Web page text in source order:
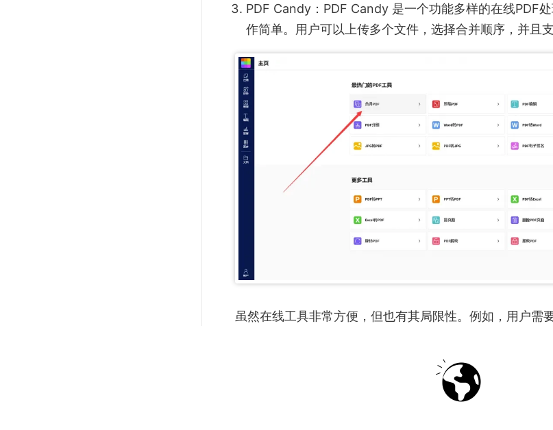
PDF Candy：PDF Candy 是一个功能多样的在线PDF
作简单。用户可以上传多个文件，选择合并顺序，并且支
虽然在线工具非常方便，但也有其局限性。例如，用户需
使用PDF编辑器合并PDF文件